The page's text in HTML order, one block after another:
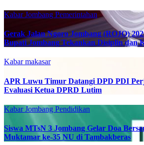
Kabar Jombang Pemerintahan
Gerak Jalan Ngoro Jombang (ROJO)
Bupati Jombang Tekankan Disiplin dan
Kabar makasar
APR Luwu Timur Datangi DPD PDI
Evaluasi Ketua DPRD Lutim
Kabar Jombang Pendidikan
Siswa MTsN 3 Jombang Gelar Doa
Muktamar ke-35 NU di Tambakberas